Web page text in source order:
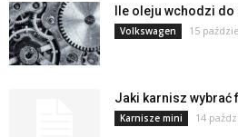
Ile oleju wchodzi do
Volkswagen 15
Jaki karnisz wybrać
Karnisze mini 14